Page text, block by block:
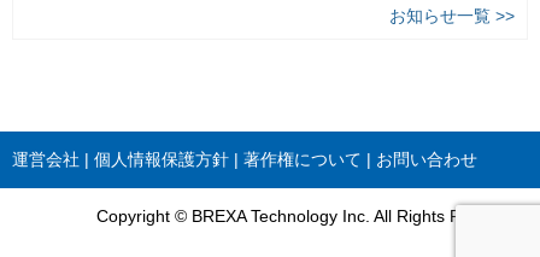
お知らせ一覧 >>
運営会社 個人情報保護方針 著作権について お問い合わせ
Copyright © BREXA Technology Inc. All Rights Reserved.